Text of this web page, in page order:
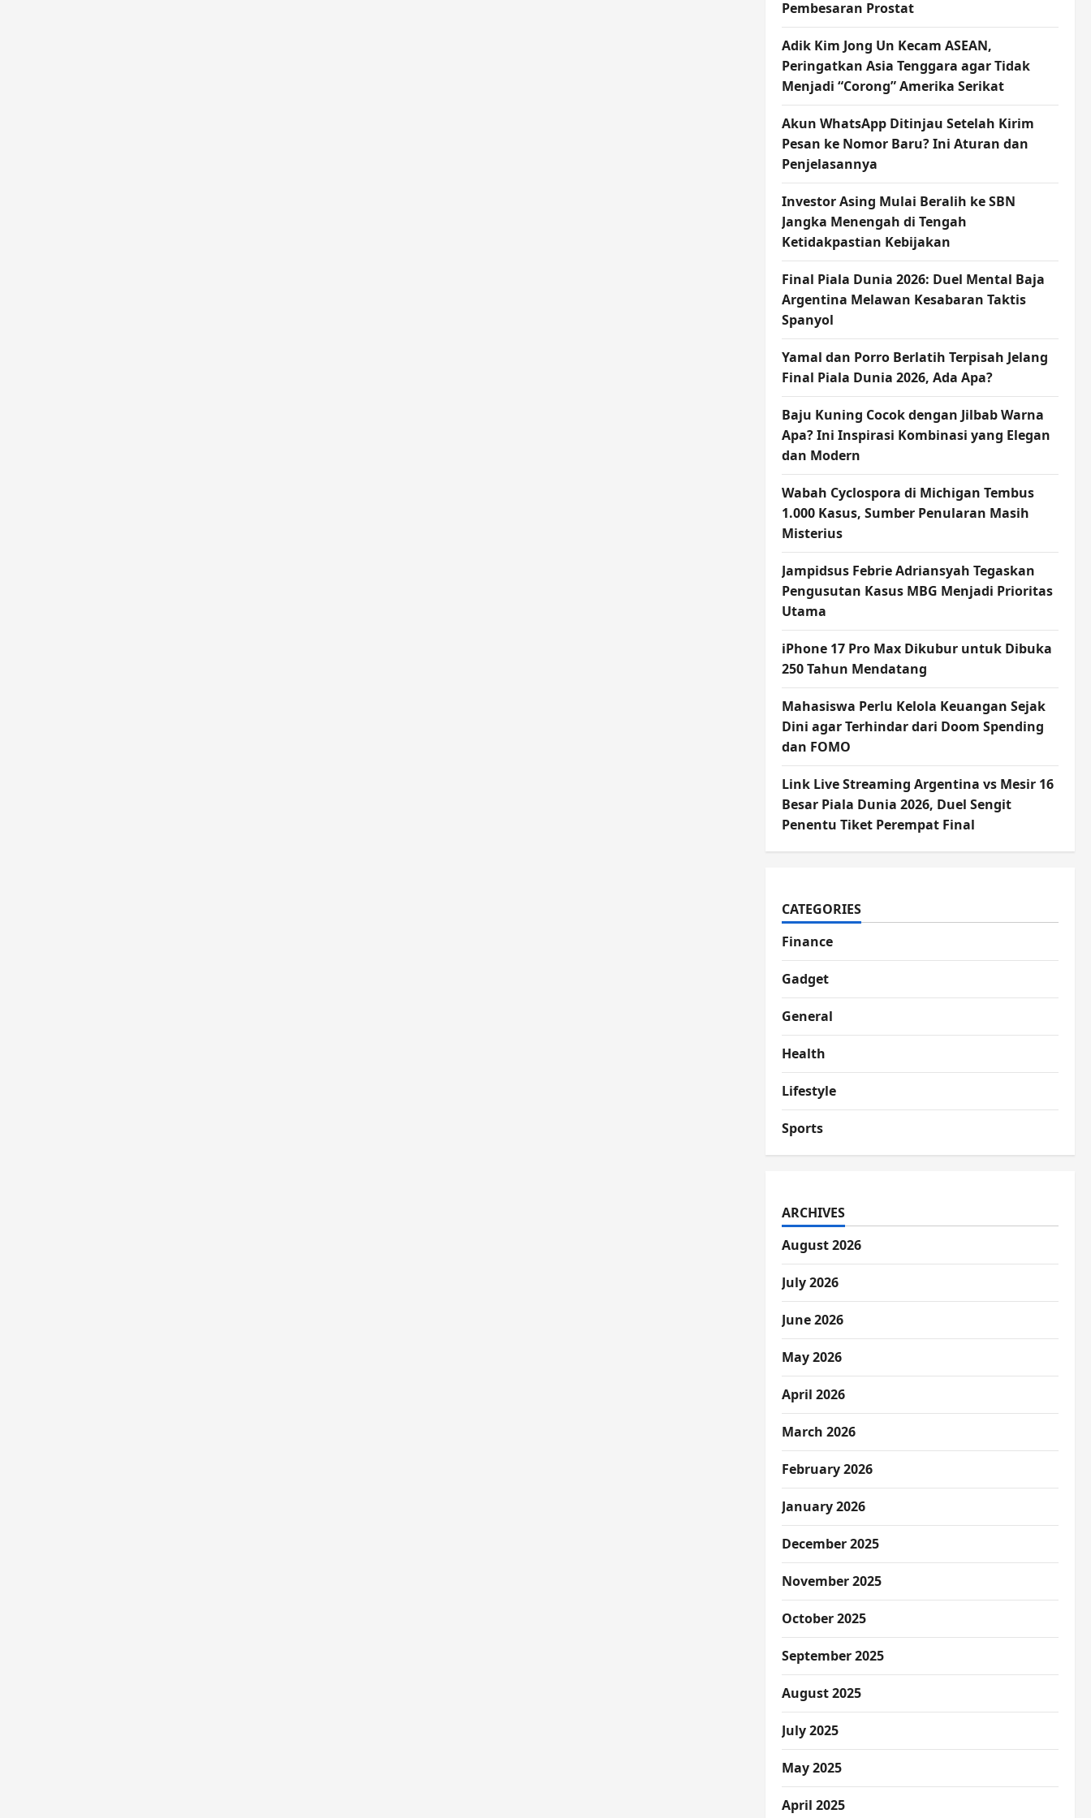
Pembesaran Prostat
Adik Kim Jong Un Kecam ASEAN,
Peringatkan Asia Tenggara agar Tidak
Menjadi “Corong” Amerika Serikat
Akun WhatsApp Ditinjau Setelah Kirim
Pesan ke Nomor Baru? Ini Aturan dan
Penjelasannya
Investor Asing Mulai Beralih ke SBN
Jangka Menengah di Tengah
Ketidakpastian Kebijakan
Final Piala Dunia 2026: Duel Mental Baja
Argentina Melawan Kesabaran Taktis
Spanyol
Yamal dan Porro Berlatih Terpisah Jelang
Final Piala Dunia 2026, Ada Apa?
Baju Kuning Cocok dengan Jilbab Warna
Apa? Ini Inspirasi Kombinasi yang Elegan
dan Modern
Wabah Cyclospora di Michigan Tembus
1.000 Kasus, Sumber Penularan Masih
Misterius
Jampidsus Febrie Adriansyah Tegaskan
Pengusutan Kasus MBG Menjadi Prioritas
Utama
iPhone 17 Pro Max Dikubur untuk Dibuka
250 Tahun Mendatang
Mahasiswa Perlu Kelola Keuangan Sejak
Dini agar Terhindar dari Doom Spending
dan FOMO
Link Live Streaming Argentina vs Mesir 16
Besar Piala Dunia 2026, Duel Sengit
Penentu Tiket Perempat Final
CATEGORIES
Finance
Gadget
General
Health
Lifestyle
Sports
ARCHIVES
August 2026
July 2026
June 2026
May 2026
April 2026
March 2026
February 2026
January 2026
December 2025
November 2025
October 2025
September 2025
August 2025
July 2025
May 2025
April 2025